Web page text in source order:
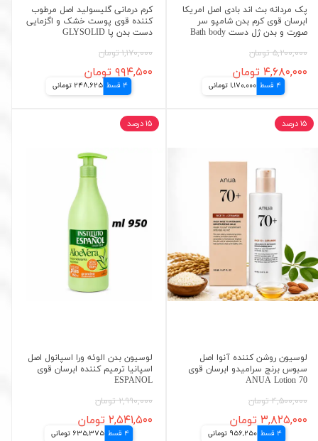
پک مردانه بث اند بادی اصل امریکا
ابرسان قوی کرم بدن شامپو سر
صورت و بدن ژل دست Bath body
۵,۲۰۰,۰۰۰ تومان
۴,۶۸۰,۰۰۰ تومان
4 قسط 1,170,000 تومانی
کرم درمانی گلیسولید اصل مرطوب
کننده قوی پوست خشک و اگزمایی
دست بدن پا GLYSOLID
۱,۱۷۰,۰۰۰ تومان
۹۹۴,۵۰۰ تومان
4 قسط 248,625 تومانی
لوسیون روشن کننده آنوا اصل
سبوس برنج سرامیدو ابرسان قوی
70 ANUA Lotion
۴,۵۰۰,۰۰۰ تومان
۳,۸۲۵,۰۰۰ تومان
4 قسط 956,250 تومانی
۱۵ درصد
لوسیون بدن الوئه ورا اسپانول اصل
اسپانیا ترمیم کننده ابرسان قوی
ESPANOL
۲,۹۹۰,۰۰۰ تومان
۲,۵۴۱,۵۰۰ تومان
4 قسط 635,375 تومانی
۱۵ درصد